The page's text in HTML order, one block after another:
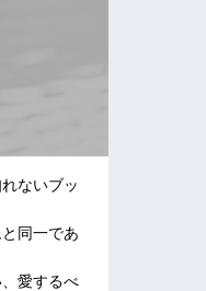
ないブッ
同一であ
愛するべ